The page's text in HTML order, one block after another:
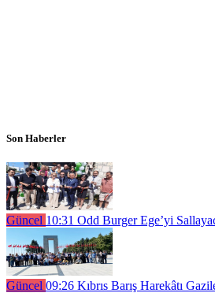
Son Haberler
Güncel 10:31 Odd Burger Ege’yi
Güncel 09:26 Kıbrıs Barış Harekâtı